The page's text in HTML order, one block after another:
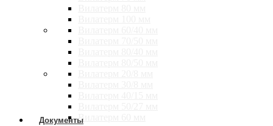
Вилатерм 60 мм
Документы